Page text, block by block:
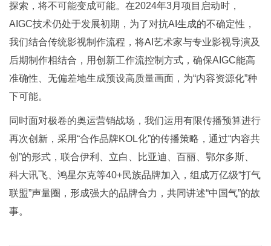
探索，将不可能变成可能。在2024年3月项目启动时，
AIGC技术仍处于发展初期，为了对抗AI生成的不确定性，
我们结合传统影视制作流程，将AI艺术家与专业影视导演及
后期制作相结合，用创新工作流控制方式，确保AIGC能高
准确性、无偏差地生成预设高质量画面，为“内容资源化”种
下可能。
同时面对极卷的奥运营销战场，我们运用有限传播预算进行
再次创新，采用“合作品牌KOL化”的传播策略，通过“内容共
创”的形式，联合伊利、立白、比亚迪、百丽、鄂尔多斯、
科大讯飞、鸿星尔克等40+民族品牌加入，组成万亿级“打气
联盟”声量圈，形成强大的品牌合力，共同讲述“中国气”的故
事。